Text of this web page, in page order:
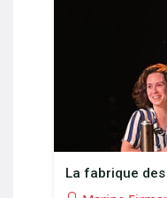
La fabrique